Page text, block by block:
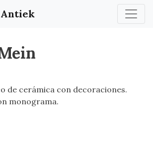
de cerámica con decoraciones.
monograma.